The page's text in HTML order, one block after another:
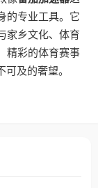
的专业工具。它
家乡文化、体育
精彩的体育赛事
及的奢望。